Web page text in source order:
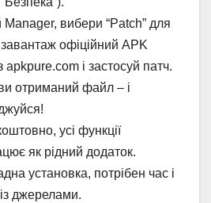
Manager, вибери “Patch” для
офіційний APK
apkpure.com і застосуй патч.
отриманий файл – і
усі функції
як рідний додаток.
установка, потрібен час і
джерелами.